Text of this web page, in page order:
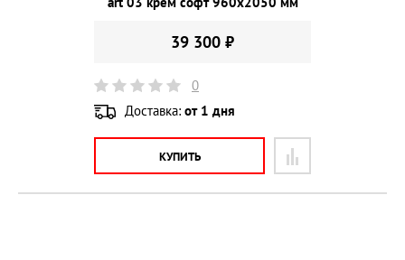
39 300 ₽
0
Доставка: от 1 дня
КУПИТЬ